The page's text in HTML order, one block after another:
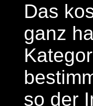
Das
ganz
so der